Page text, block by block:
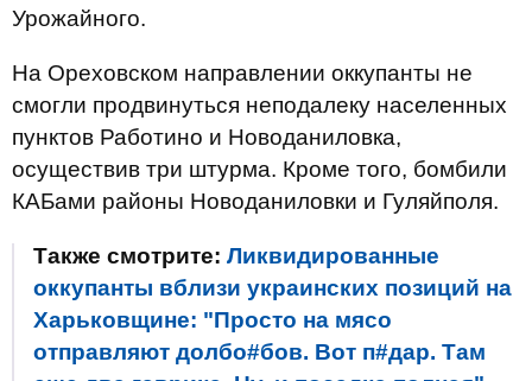
Урожайного.
На Ореховском направлении оккупанты не
смогли продвинуться неподалеку населенных
пунктов Работино и Новоданиловка,
осуществив три штурма. Кроме того, бомбили
КАБами районы Новоданиловки и Гуляйполя.
Также смотрите: Ликвидированные
оккупанты вблизи украинских позиций на
Харьковщине: "Просто на мясо
отправляют долбо#бов. Вот п#дар. Там